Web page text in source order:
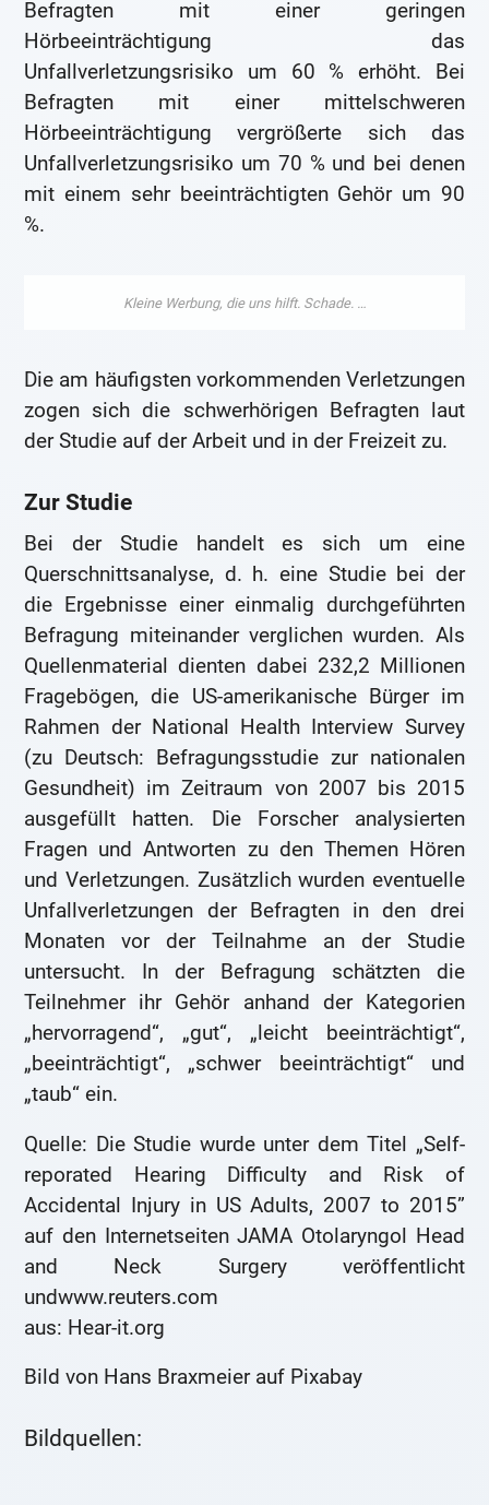
Befragten mit einer geringen
Hörbeeinträchtigung das
Unfallverletzungsrisiko um 60 % erhöht. Bei
Befragten mit einer mittelschweren
Hörbeeinträchtigung vergrößerte sich das
Unfallverletzungsrisiko um 70 % und bei denen
mit einem sehr beeinträchtigten Gehör um 90
%.
Die am häufigsten vorkommenden Verletzungen
zogen sich die schwerhörigen Befragten laut
der Studie auf der Arbeit und in der Freizeit zu.
Zur Studie
Bei der Studie handelt es sich um eine
Querschnittsanalyse, d. h. eine Studie bei der
die Ergebnisse einer einmalig durchgeführten
Befragung miteinander verglichen wurden. Als
Quellenmaterial dienten dabei 232,2 Millionen
Fragebögen, die US-amerikanische Bürger im
Rahmen der National Health Interview Survey
(zu Deutsch: Befragungsstudie zur nationalen
Gesundheit) im Zeitraum von 2007 bis 2015
ausgefüllt hatten. Die Forscher analysierten
Fragen und Antworten zu den Themen Hören
und Verletzungen. Zusätzlich wurden eventuelle
Unfallverletzungen der Befragten in den drei
Monaten vor der Teilnahme an der Studie
untersucht. In der Befragung schätzten die
Teilnehmer ihr Gehör anhand der Kategorien
„hervorragend“, „gut“, „leicht beeinträchtigt“,
„beeinträchtigt“, „schwer beeinträchtigt“ und
„taub“ ein.
Quelle: Die Studie wurde unter dem Titel „Self-
reporated Hearing Difficulty and Risk of
Accidental Injury in US Adults, 2007 to 2015”
auf den Internetseiten JAMA Otolaryngol Head
and Neck Surgery veröffentlicht
undwww.reuters.com
aus: Hear-it.org
Bild von Hans Braxmeier auf Pixabay
Bildquellen: